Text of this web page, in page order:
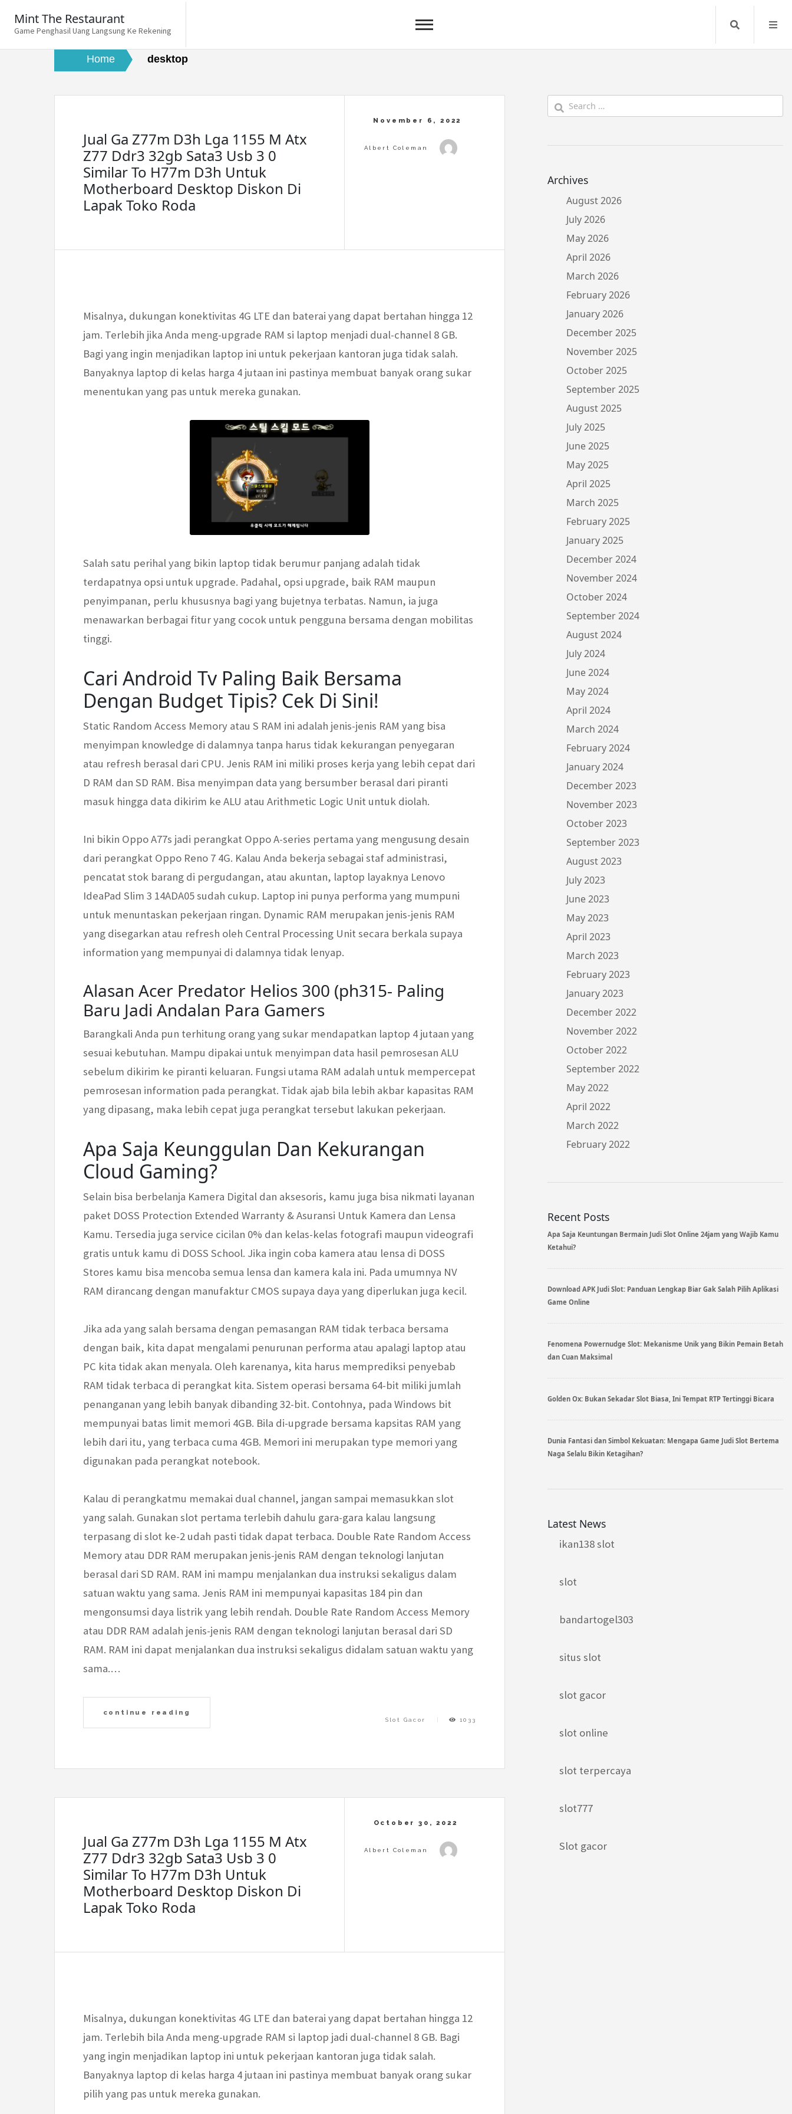
content
Mint The Restaurant
Game Penghasil Uang Langsung Ke Rekening Search
Home desktop
Jual Ga Z77m D3h Lga 1155 M Atx
Z77 Ddr3 32gb Sata3 Usb 3 0
Similar To H77m D3h Untuk
Motherboard Desktop Diskon Di
Lapak Toko Roda
Misalnya, dukungan konektivitas 4G LTE dan baterai yang dapat bertahan hingga 12
jam. Terlebih jika Anda meng-upgrade RAM si laptop menjadi dual-channel 8 GB.
Bagi yang ingin menjadikan laptop ini untuk pekerjaan kantoran juga tidak salah.
Banyaknya laptop di kelas harga 4 jutaan ini pastinya membuat banyak orang sukar
menentukan yang pas untuk mereka gunakan.
Salah satu perihal yang bikin laptop tidak berumur panjang adalah tidak
terdapatnya opsi untuk upgrade. Padahal, opsi upgrade, baik RAM maupun
penyimpanan, perlu khususnya bagi yang bujetnya terbatas. Namun, ia juga
menawarkan berbagai fitur yang cocok untuk pengguna bersama dengan mobilitas
tinggi.
Cari Android Tv Paling Baik Bersama
Dengan Budget Tipis? Cek Di Sini!
Static Random Access Memory atau S RAM ini adalah jenis-jenis RAM yang bisa
menyimpan knowledge di dalamnya tanpa harus tidak kekurangan penyegaran
atau refresh berasal dari CPU. Jenis RAM ini miliki proses kerja yang lebih cepat dari
D RAM dan SD RAM. Bisa menyimpan data yang bersumber berasal dari piranti
masuk hingga data dikirim ke ALU atau Arithmetic Logic Unit untuk diolah.
Ini bikin Oppo A77s jadi perangkat Oppo A-series pertama yang mengusung desain
dari perangkat Oppo Reno 7 4G. Kalau Anda bekerja sebagai staf administrasi,
pencatat stok barang di pergudangan, atau akuntan, laptop layaknya Lenovo
IdeaPad Slim 3 14ADA05 sudah cukup. Laptop ini punya performa yang mumpuni
untuk menuntaskan pekerjaan ringan. Dynamic RAM merupakan jenis-jenis RAM
yang disegarkan atau refresh oleh Central Processing Unit secara berkala supaya
information yang mempunyai di dalamnya tidak lenyap.
Alasan Acer Predator Helios 300 (ph315- Paling
Baru Jadi Andalan Para Gamers
Barangkali Anda pun terhitung orang yang sukar mendapatkan laptop 4 jutaan yang
sesuai kebutuhan. Mampu dipakai untuk menyimpan data hasil pemrosesan ALU
sebelum dikirim ke piranti keluaran. Fungsi utama RAM adalah untuk mempercepat
pemrosesan information pada perangkat. Tidak ajab bila lebih akbar kapasitas RAM
yang dipasang, maka lebih cepat juga perangkat tersebut lakukan pekerjaan.
Apa Saja Keunggulan Dan Kekurangan
Cloud Gaming?
Selain bisa berbelanja Kamera Digital dan aksesoris, kamu juga bisa nikmati layanan
paket DOSS Protection Extended Warranty & Asuransi Untuk Kamera dan Lensa
Kamu. Tersedia juga service cicilan 0% dan kelas-kelas fotografi maupun videografi
gratis untuk kamu di DOSS School. Jika ingin coba kamera atau lensa di DOSS
Stores kamu bisa mencoba semua lensa dan kamera kala ini. Pada umumnya NV
RAM dirancang dengan manufaktur CMOS supaya daya yang diperlukan juga kecil.
Jika ada yang salah bersama dengan pemasangan RAM tidak terbaca bersama
dengan baik, kita dapat mengalami penurunan performa atau apalagi laptop atau
PC kita tidak akan menyala. Oleh karenanya, kita harus memprediksi penyebab
RAM tidak terbaca di perangkat kita. Sistem operasi bersama 64-bit miliki jumlah
penanganan yang lebih banyak dibanding 32-bit. Contohnya, pada Windows bit
mempunyai batas limit memori 4GB. Bila di-upgrade bersama kapsitas RAM yang
lebih dari itu, yang terbaca cuma 4GB. Memori ini merupakan type memori yang
digunakan pada perangkat notebook.
Kalau di perangkatmu memakai dual channel, jangan sampai memasukkan slot
yang salah. Gunakan slot pertama terlebih dahulu gara-gara kalau langsung
terpasang di slot ke-2 udah pasti tidak dapat terbaca. Double Rate Random Access
Memory atau DDR RAM merupakan jenis-jenis RAM dengan teknologi lanjutan
berasal dari SD RAM. RAM ini mampu menjalankan dua instruksi sekaligus dalam
satuan waktu yang sama. Jenis RAM ini mempunyai kapasitas 184 pin dan
mengonsumsi daya listrik yang lebih rendah. Double Rate Random Access Memory
atau DDR RAM adalah jenis-jenis RAM dengan teknologi lanjutan berasal dari SD
RAM. RAM ini dapat menjalankan dua instruksi sekaligus didalam satuan waktu yang
sama.…
continue reading
Slot Gacor 1033
Jual Ga Z77m D3h Lga 1155 M Atx
Z77 Ddr3 32gb Sata3 Usb 3 0
Similar To H77m D3h Untuk
Motherboard Desktop Diskon Di
Lapak Toko Roda
Misalnya, dukungan konektivitas 4G LTE dan baterai yang dapat bertahan hingga 12
jam. Terlebih bila Anda meng-upgrade RAM si laptop jadi dual-channel 8 GB. Bagi
yang ingin menjadikan laptop ini untuk pekerjaan kantoran juga tidak salah.
Banyaknya laptop di kelas harga 4 jutaan ini pastinya membuat banyak orang sukar
pilih yang pas untuk mereka gunakan.
Search
for:
Archives
August 2026
July 2026
May 2026
April 2026
March 2026
February 2026
January 2026
December 2025
November 2025
October 2025
September 2025
August 2025
July 2025
June 2025
May 2025
April 2025
March 2025
February 2025
January 2025
December 2024
November 2024
October 2024
September 2024
August 2024
July 2024
June 2024
May 2024
April 2024
March 2024
February 2024
January 2024
December 2023
November 2023
October 2023
September 2023
August 2023
July 2023
June 2023
May 2023
April 2023
March 2023
February 2023
January 2023
December 2022
November 2022
October 2022
September 2022
May 2022
April 2022
March 2022
February 2022
Recent Posts
Apa Saja Keuntungan Bermain Judi Slot Online 24jam yang Wajib Kamu
Ketahui?
Download APK Judi Slot: Panduan Lengkap Biar Gak Salah Pilih Aplikasi
Game Online
Fenomena Powernudge Slot: Mekanisme Unik yang Bikin Pemain Betah
dan Cuan Maksimal
Golden Ox: Bukan Sekadar Slot Biasa, Ini Tempat RTP Tertinggi Bicara
Dunia Fantasi dan Simbol Kekuatan: Mengapa Game Judi Slot Bertema
Naga Selalu Bikin Ketagihan?
Latest News
ikan138 slot
slot
bandartogel303
situs slot
slot gacor
slot online
slot terpercaya
slot777
Slot gacor